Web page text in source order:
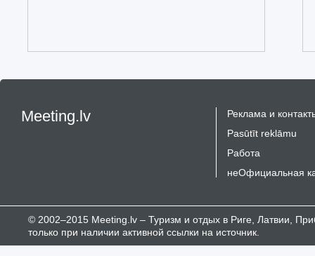
Meeting.lv
Реклама и
Pasūtīt reklāmu
Работа
неОфициальная
© 2002–2015 Meeting.lv – Туризм и отдых в Риге, Латвии,
только при наличии активной ссылки на источник.